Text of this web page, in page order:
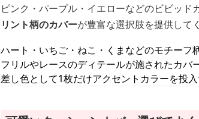
ピンク・パープル・イエローなどのビビッド
リント柄のカバーが豊富な選択肢を提供して
ハート・いちご・ねこ・くまなどのモチーフ
フリルやレースのディテールが施されたカ
差し色として1枚だけアクセントカラーを投